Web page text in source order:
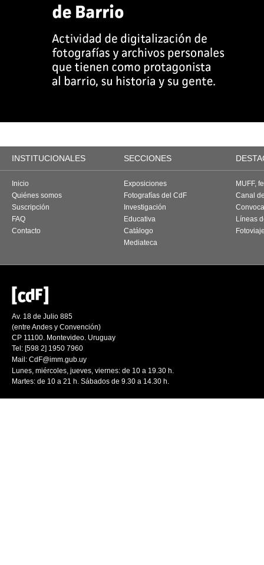
INSTITUCIONALES SECCIONES
Inicio
Quiénes somos
Suscripción
FAQ
Contacto
Exposiciones
Fotografías del CdF
Investigación
Educativa
Catálogo
Mediateca
MUFF,
Canal
Líneas
Av. 18 de Julio 885
(entre Andes y Convención)
CP 11100. Montevideo. Uruguay
Tel: [598 2] 1950 7960
Mail: CdF@imm.gub.uy
Lunes, miércoles, jueves, viernes: de 10 a 19.30 h.
Martes: de 10 a 21 h. Sábados de 9.30 a 14.30 h.